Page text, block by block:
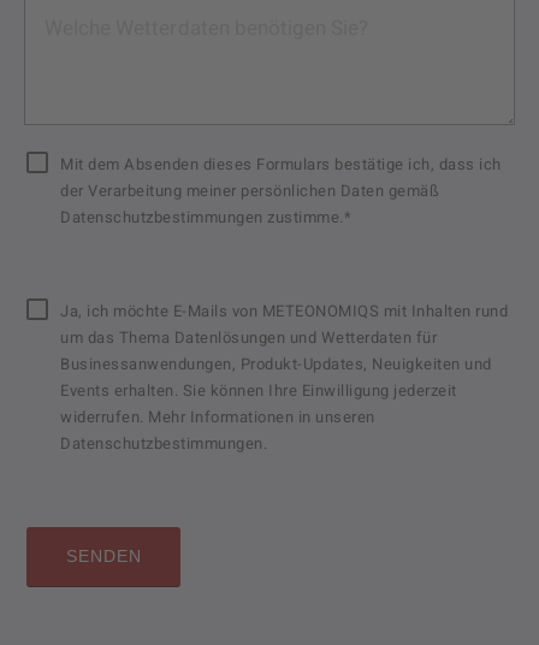
Mit dem Absenden dieses Formulars bestätige ich, dass ich
der Verarbeitung meiner persönlichen Daten gemäß
Datenschutzbestimmungen zustimme.*
Ja, ich möchte E-Mails von METEONOMIQS mit Inhalten rund
um das Thema Datenlösungen und Wetterdaten für
Businessanwendungen, Produkt-Updates, Neuigkeiten und
Events erhalten. Sie können Ihre Einwilligung jederzeit
widerrufen. Mehr Informationen in unseren
Datenschutzbestimmungen.